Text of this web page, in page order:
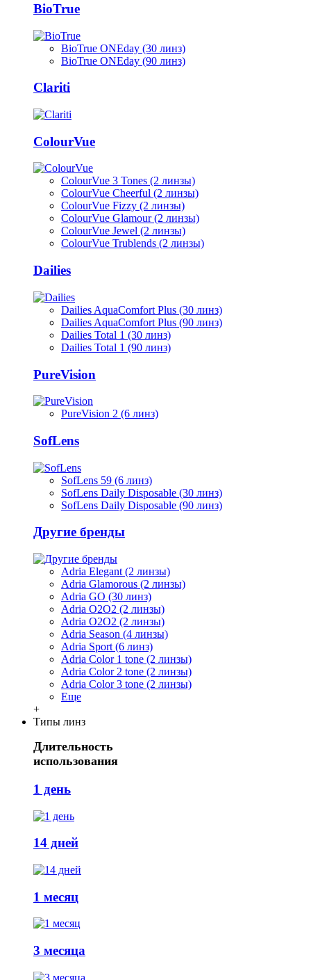
BioTrue
BioTrue ONEday (30 линз)
BioTrue ONEday (90 линз)
Clariti
ColourVue
ColourVue 3 Tones (2 линзы)
ColourVue Cheerful (2 линзы)
ColourVue Fizzy (2 линзы)
ColourVue Glamour (2 линзы)
ColourVue Jewel (2 линзы)
ColourVue Trublends (2 линзы)
Dailies
Dailies AquaComfort Plus (30 линз)
Dailies AquaComfort Plus (90 линз)
Dailies Total 1 (30 линз)
Dailies Total 1 (90 линз)
PureVision
PureVision 2 (6 линз)
SofLens
SofLens 59 (6 линз)
SofLens Daily Disposable (30 линз)
SofLens Daily Disposable (90 линз)
Другие бренды
Adria Elegant (2 линзы)
Adria Glamorous (2 линзы)
Adria GO (30 линз)
Adria O2O2 (2 линзы)
Adria O2O2 (2 линзы)
Adria Season (4 линзы)
Adria Sport (6 линз)
Adria Сolor 1 tone (2 линзы)
Adria Сolor 2 tone (2 линзы)
Adria Сolor 3 tone (2 линзы)
Еще
+
Типы линз
Длительность
использования
1 день
14 дней
1 месяц
3 месяца